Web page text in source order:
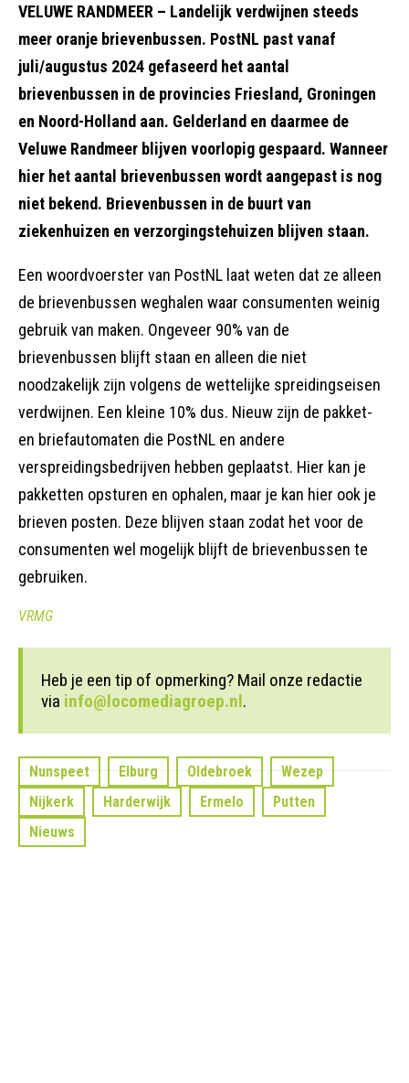
VELUWE RANDMEER – Landelijk verdwijnen steeds
meer oranje brievenbussen. PostNL past vanaf
juli/augustus 2024 gefaseerd het aantal
brievenbussen in de provincies Friesland, Groningen
en Noord-Holland aan. Gelderland en daarmee de
Veluwe Randmeer blijven voorlopig gespaard. Wanneer
hier het aantal brievenbussen wordt aangepast is nog
niet bekend. Brievenbussen in de buurt van
ziekenhuizen en verzorgingstehuizen blijven staan.
Een woordvoerster van PostNL laat weten dat ze alleen
de brievenbussen weghalen waar consumenten weinig
gebruik van maken. Ongeveer 90% van de
brievenbussen blijft staan en alleen die niet
noodzakelijk zijn volgens de wettelijke spreidingseisen
verdwijnen. Een kleine 10% dus. Nieuw zijn de pakket-
en briefautomaten die PostNL en andere
verspreidingsbedrijven hebben geplaatst. Hier kan je
pakketten opsturen en ophalen, maar je kan hier ook je
brieven posten. Deze blijven staan zodat het voor de
consumenten wel mogelijk blijft de brievenbussen te
gebruiken.
VRMG
Heb je een tip of opmerking? Mail onze redactie
via info@locomediagroep.nl.
Nunspeet Elburg Oldebroek
Wezep
Nijkerk
Harderwijk Ermelo
Putten
Nieuws